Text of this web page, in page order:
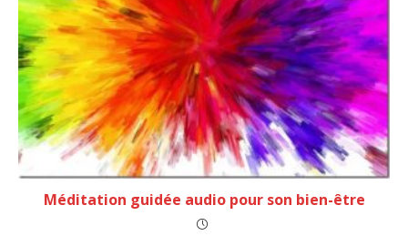
Méditation guidée audio pour son bien-être